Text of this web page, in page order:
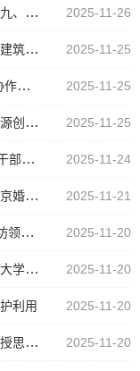
我校机关第一党支部与顺义区市场监管局第九、十党支部共建开展“送法律进校园” 2025-11-26
我校银龄教师当选中国民族建筑研究会民居建筑专业委员会副秘书长 2025-11-25
民办高校高质量发展协作体•中药产教融合协作平台在我校成立 2025-11-25
我校学生团队荣获第十届中国大学生人力资源创新实践大赛（HRU）总决赛团体一等奖 2025-11-25
第二期“中国式现代化大讲堂”举办全校党员干部师生学习二十届四中全会精神 2025-11-24
首都家庭社会工作服务人才培养研讨会暨北京婚姻家庭建设协会家庭社会工作服务专委会成立仪式在我校顺利举行 2025-11-21
我校首都工匠学院举办“2025年鲁班数字工坊领军人才培训班” 2025-11-20
我校美育教育中心教师陈玉受邀到北方工业大学开展学术讲座 2025-11-20
利用 2025-11-20
北京市总工会党组书记、副主席张良来校讲授思政课并召开座谈会 2025-11-20